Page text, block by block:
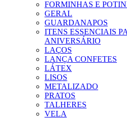
FORMINHAS E
GERAL
GUARDANAPOS
ITENS ESSENCIAIS
ANIVERSÁRIO
LAÇOS
LANÇA CONFETES
LÁTEX
LISOS
METALIZADO
PRATOS
TALHERES
VELA